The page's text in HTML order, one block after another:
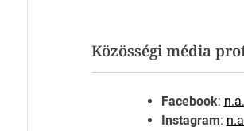
Közösségi média
Facebook: n.a.
Instagram: